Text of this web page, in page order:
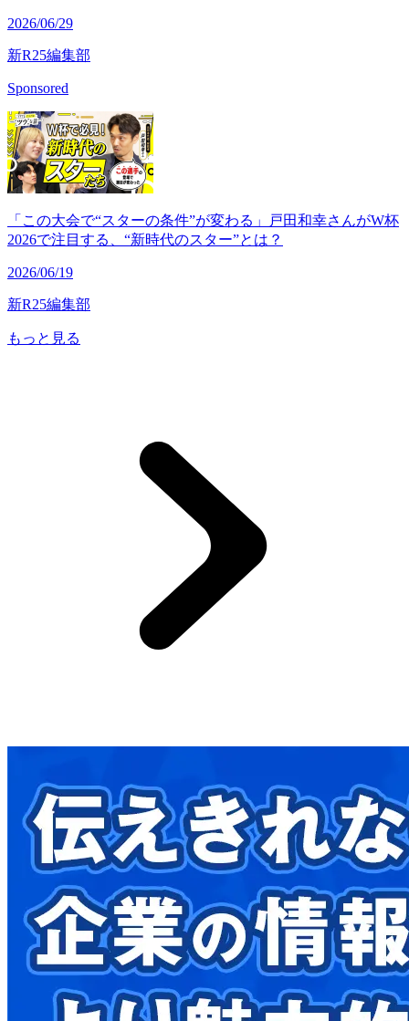
2026/06/29
新R25編集部
Sponsored
「この大会で“スターの条件”が変わる」戸田和幸さんがW杯
2026で注目する、“新時代のスター”とは？
2026/06/19
新R25編集部
もっと見る